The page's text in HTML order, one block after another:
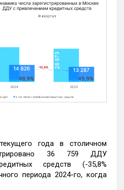
года в столичном
36 759 ДДУ
средств (-35,8%
периода 2024-го, когда